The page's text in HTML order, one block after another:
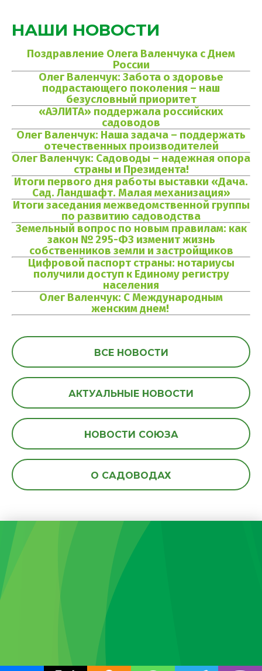
НАШИ НОВОСТИ
Поздравление Олега Валенчука с Днем
России
Олег Валенчук: Забота о здоровье
подрастающего поколения – наш
безусловный приоритет
«АЭЛИТА» поддержала российских
садоводов
Олег Валенчук: Наша задача – поддержать
отечественных производителей
Олег Валенчук: Садоводы – надежная опора
страны и Президента!
Итоги первого дня работы выставки «Дача.
Сад. Ландшафт. Малая механизация»
Итоги заседания межведомственной группы
по развитию садоводства
Земельный вопрос по новым правилам: как
закон № 295-ФЗ изменит жизнь
собственников земли и застройщиков
Цифровой паспорт страны: нотариусы
получили доступ к Единому регистру
населения
Олег Валенчук: С Международным
женским днем!
ВСЕ НОВОСТИ
АКТУАЛЬНЫЕ НОВОСТИ
НОВОСТИ СОЮЗА
О САДОВОДАХ